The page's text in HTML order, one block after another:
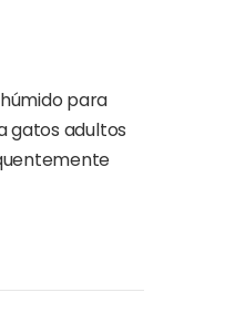
para
gatos adultos